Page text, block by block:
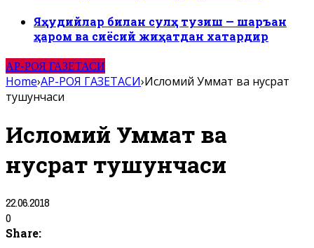
Яҳудийлар билан сулҳ тузиш — шаръан
ҳаром ва сиёсий жиҳатдан хатардир
АР-РОЯ ГАЗЕТАСИ
Home›АР-РОЯ ГАЗЕТАСИ›Исломий Уммат ва нусрат
тушунчаси
Исломий Уммат ва
нусрат тушунчаси
22.06.2018
0
Share: